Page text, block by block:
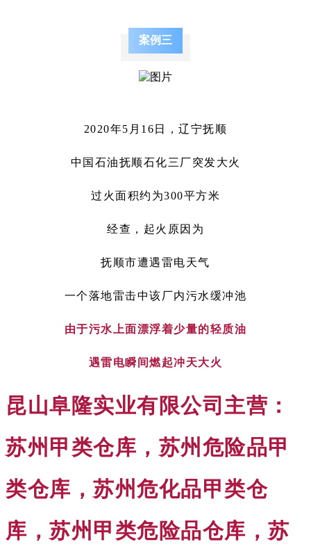
案例三
2020年5月16日，辽宁抚顺
中国石油抚顺石化三厂突发大火
过火面积约为300平方米
经查，起火原因为
抚顺市遭遇雷电天气
一个落地雷击中该厂内污水缓冲池
由于污水上面漂浮着少量的轻质油
遇雷电瞬间燃起冲天大火
昆山阜隆实业有限公司主营：
苏州甲类仓库，苏州危险品甲
类仓库，苏州危化品甲类仓
库，苏州甲类危险品仓库，苏